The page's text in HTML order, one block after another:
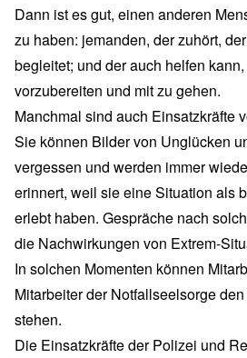
Dann ist es gut, einen anderen
zu haben: jemanden, der zuhört,
begleitet; und der auch helfen
vorzubereiten und mit zu gehen.
Manchmal sind auch Einsatzkräfte
Sie können Bilder von Unglücken
vergessen und werden immer
erinnert, weil sie eine Situation als
erlebt haben. Gespräche nach
die Nachwirkungen von Extrem-
In solchen Momenten können
Mitarbeiter der Notfallseelsorge
stehen.
Die Einsatzkräfte der Polizei und